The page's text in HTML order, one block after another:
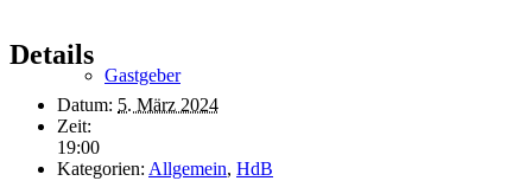
Gastgeber
Details
Datum: 5. März 2024
Zeit:
19:00
Kategorien: Allgemein, HdB